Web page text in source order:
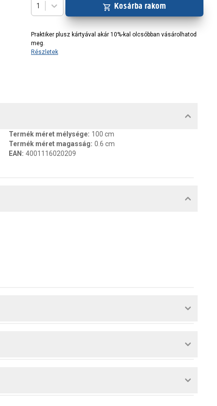
1 Kosárba rakom
Praktiker plusz kártyával akár 10%-kal olcsóbban vásárolhatod
meg.
Részletek
Termék méret mélysége: 100 cm
Termék méret magasság: 0.6 cm
EAN : 4001116020209